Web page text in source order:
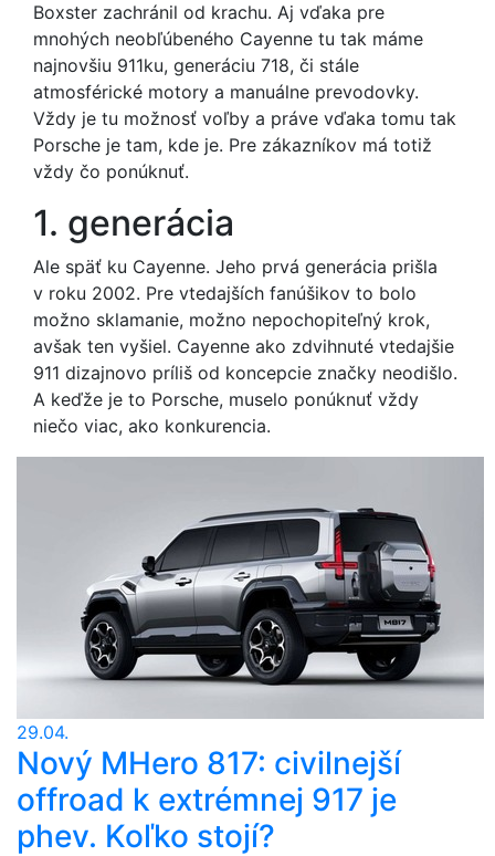
Boxster zachránil od krachu. Aj vďaka pre
mnohých neobľúbeného Cayenne tu tak máme
najnovšiu 911ku, generáciu 718, či stále
atmosférické motory a manuálne prevodovky.
Vždy je tu možnosť voľby a práve vďaka tomu tak
Porsche je tam, kde je. Pre zákazníkov má totiž
vždy čo ponúknuť.
1. generácia
Ale späť ku Cayenne. Jeho prvá generácia prišla
v roku 2002. Pre vtedajších fanúšikov to bolo
možno sklamanie, možno nepochopiteľný krok,
avšak ten vyšiel. Cayenne ako zdvihnuté vtedajšie
911 dizajnovo príliš od koncepcie značky neodišlo.
A keďže je to Porsche, muselo ponúknuť vždy
niečo viac, ako konkurencia.
29.04.
Nový MHero 817: civilnejší
offroad k extrémnej 917 je
phev. Koľko stojí?